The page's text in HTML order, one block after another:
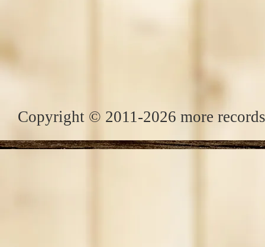
Copyright © 2011-2026 more